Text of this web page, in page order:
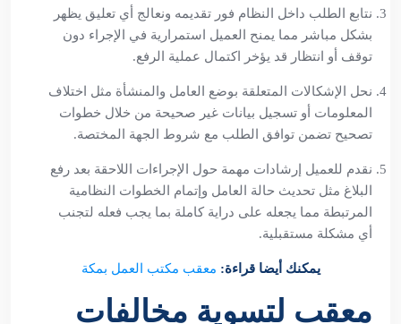
نتابع الطلب داخل النظام فور تقديمه ونعالج أي تعليق يظهر
بشكل مباشر مما يمنح العميل استمرارية في الإجراء دون
توقف أو انتظار قد يؤخر اكتمال عملية الرفع.
نحل الإشكالات المتعلقة بوضع العامل والمنشأة مثل اختلاف
المعلومات أو تسجيل بيانات غير صحيحة من خلال خطوات
تصحيح تضمن توافق الطلب مع شروط الجهة المختصة.
نقدم للعميل إرشادات مهمة حول الإجراءات اللاحقة بعد رفع
البلاغ مثل تحديث حالة العامل وإتمام الخطوات النظامية
المرتبطة مما يجعله على دراية كاملة بما يجب فعله لتجنب
أي مشكلة مستقبلية.
يمكنك أيضا قراءة: معقب مكتب العمل بمكة
معقب لتسوية مخالفات